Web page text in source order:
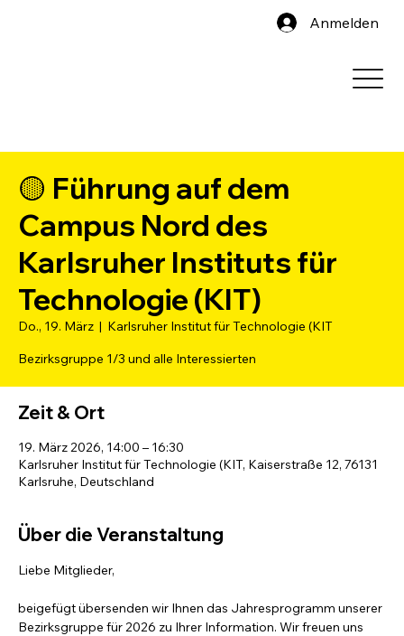
Anmelden
🟡 Führung auf dem
Campus Nord des
Karlsruher Instituts für
Technologie (KIT)
Do., 19. März
  |
Karlsruher Institut für Technologie (KIT
Bezirksgruppe 1/3 und alle Interessierten
Zeit & Ort
19. März 2026, 14:00 – 16:30
Karlsruher Institut für Technologie (KIT, Kaiserstraße 12, 76131
Karlsruhe, Deutschland
Über die Veranstaltung
Liebe Mitglieder,
beigefügt übersenden wir Ihnen das Jahresprogramm unserer
Bezirksgruppe für 2026 zu Ihrer Information. Wir freuen uns